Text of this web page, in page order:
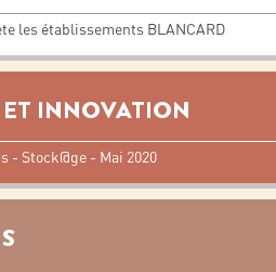
les établissements BLANCARD
INNOVATION
- Stock@ge - Mai 2020